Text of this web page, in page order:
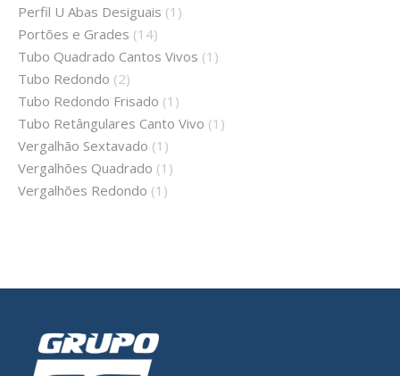
Perfil U Abas Desiguais (1)
Portões e Grades (14)
Tubo Quadrado Cantos Vivos (1)
Tubo Redondo (2)
Tubo Redondo Frisado (1)
Tubo Retângulares Canto Vivo (1)
Vergalhão Sextavado (1)
Vergalhões Quadrado (1)
Vergalhões Redondo (1)